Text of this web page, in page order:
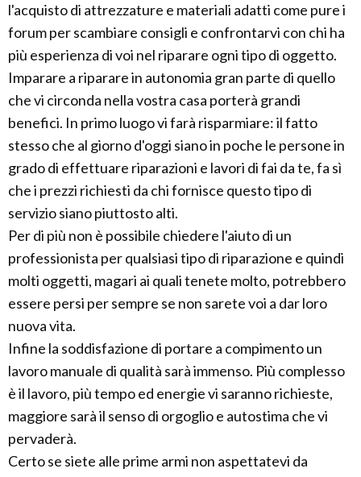
l'acquisto di attrezzature e materiali adatti come pure i
forum per scambiare consigli e confrontarvi con chi ha
più esperienza di voi nel riparare ogni tipo di oggetto.
Imparare a riparare in autonomia gran parte di quello
che vi circonda nella vostra casa porterà grandi
benefici. In primo luogo vi farà risparmiare: il fatto
stesso che al giorno d'oggi siano in poche le persone in
grado di effettuare riparazioni e lavori di fai da te, fa sì
che i prezzi richiesti da chi fornisce questo tipo di
servizio siano piuttosto alti.
Per di più non è possibile chiedere l'aiuto di un
professionista per qualsiasi tipo di riparazione e quindi
molti oggetti, magari ai quali tenete molto, potrebbero
essere persi per sempre se non sarete voi a dar loro
nuova vita.
Infine la soddisfazione di portare a compimento un
lavoro manuale di qualità sarà immenso. Più complesso
è il lavoro, più tempo ed energie vi saranno richieste,
maggiore sarà il senso di orgoglio e autostima che vi
pervaderà.
Certo se siete alle prime armi non aspettatevi da